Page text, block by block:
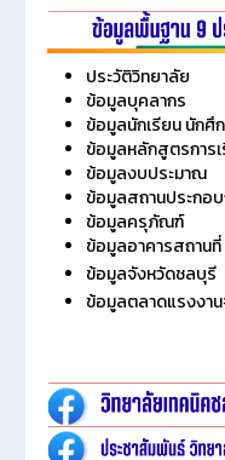
ประวัติวิทยาลัย
ข้อมูลบุคลากร
ข้อมูลนักเรียน นักศึ
ข้อมูลหลักสูตรการ
ข้อมูลงบประมาณ
ข้อมูลสถานประกอ
ข้อมูลครุภัณฑ์
ข้อมูลอาคารสถานที่
ข้อมูลจังหวัดชลบุรี
ข้อมูลตลาดแรงงา